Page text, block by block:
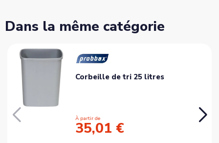
Dans la même catégorie
Corbeille de tri 25 litres
À partir de
35,01 €